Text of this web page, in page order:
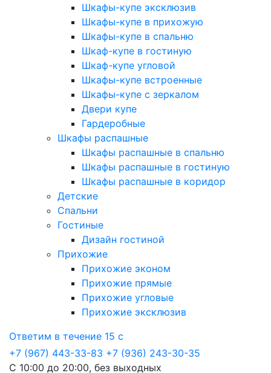
Шкафы-купе эксклюзив
Шкафы-купе в прихожую
Шкафы-купе в спальню
Шкаф-купе в гостиную
Шкаф-купе угловой
Шкафы-купе встроенные
Шкафы-купе с зеркалом
Двери купе
Гардеробные
Шкафы распашные
Шкафы распашные в спальню
Шкафы распашные в гостиную
Шкафы распашные в коридор
Детские
Спальни
Гостиные
Дизайн гостиной
Прихожие
Прихожие эконом
Прихожие прямые
Прихожие угловые
Прихожие эксклюзив
Ответим в течение 15 с
+7 (967) 443-33-83 +7 (936) 243-30-35
С 10:00 до 20:00, без выходных